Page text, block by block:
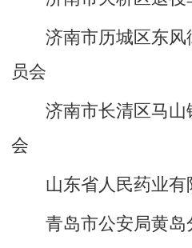
济南市历城区东
员会
济南市长清区马
会
山东省人民药业有
青岛市公安局黄岛